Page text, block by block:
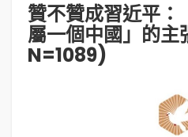
贊不贊成習近平：
屬一個中國」的
N=1089)